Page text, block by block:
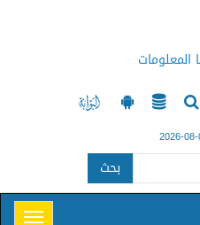
المعلومات
بحث